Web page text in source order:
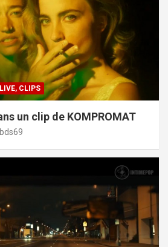
CLIPS
un clip de KOMPROMAT